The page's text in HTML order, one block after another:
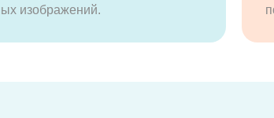
изображений.